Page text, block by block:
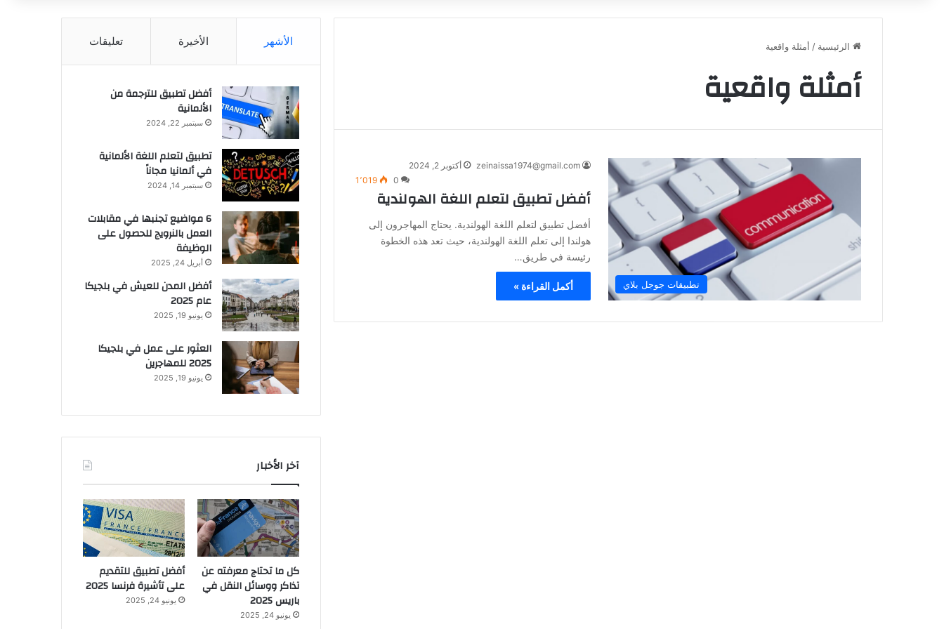
الرئيسية / أمثلة واقعية
أمثلة واقعية
تطبيقات جوجل بلاي
zeinaissa1974@gmail.com
أكتوبر 2, 2024
0
1٬019
أفضل تطبيق لتعلم اللغة الهولندية
أفضل تطبيق لتعلم اللغة الهولندية. يحتاج المهاجرون إلى
هولندا إلى تعلم اللغة الهولندية، حيث تعد هذه الخطوة
رئيسة في طريق…
أكمل القراءة »
الأشهر الأخيرة تعليقات
أفضل تطبيق للترجمة من
الألمانية
سبتمبر 22, 2024
تطبيق لتعلم اللغة الألمانية
في ألمانيا مجاناً
سبتمبر 14, 2024
6 مواضيع تجنبها في مقابلات
العمل بالنرويج للحصول على
الوظيفة
أبريل 24, 2025
أفضل المدن للعيش في بلجيكا
عام 2025
يونيو 19, 2025
العثور على عمل في بلجيكا
2025 للمهاجرين
يونيو 19, 2025
آخر الأخبار
كل ما تحتاج معرفته عن
تذاكر ووسائل النقل في
باريس 2025
يونيو 24, 2025
أفضل تطبيق للتقديم
على تأشيرة فرنسا 2025
يونيو 24, 2025